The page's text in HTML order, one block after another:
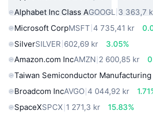
Alphabet Inc Class AGOOGL 3 363,7
Microsoft CorpMSFT 4 735,41 kr
SilverSILVER 602,69 kr
3.05%
Amazon.com IncAMZN 2 600,85 kr
Taiwan Semiconductor Manufacturing
Broadcom IncAVGO 4 044,92 kr
SpaceXSPCX 1 271,3 kr
15.83%